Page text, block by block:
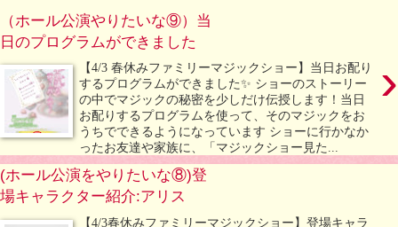
（ホール公演やりたいな⑨）当
日のプログラムができました
›
【4/3 春休みファミリーマジックショー】当日お配り
するプログラムができました✨ ショーのストーリー
の中でマジックの秘密を少しだけ伝授します！当日
お配りするプログラムを使って、そのマジックをお
うちでできるようになっています ショーに行かなか
ったお友達や家族に、「マジックショー見た...
(ホール公演をやりたいな⑧)登
場キャラクター紹介:アリス
【4/3春休みファミリーマジックショー】登場キャラ